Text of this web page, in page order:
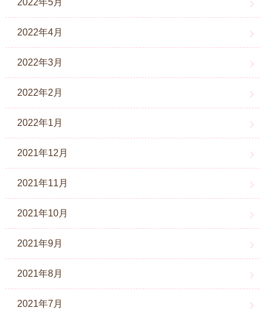
2022年4月
2022年3月
2022年2月
2022年1月
2021年12月
2021年11月
2021年10月
2021年9月
2021年8月
2021年7月